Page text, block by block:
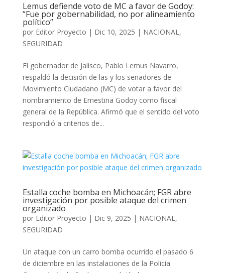
Lemus defiende voto de MC a favor de Godoy:
“Fue por gobernabilidad, no por alineamiento
político”
por Editor Proyecto | Dic 10, 2025 | NACIONAL,
SEGURIDAD
El gobernador de Jalisco, Pablo Lemus Navarro,
respaldó la decisión de las y los senadores de
Movimiento Ciudadano (MC) de votar a favor del
nombramiento de Ernestina Godoy como fiscal
general de la República. Afirmó que el sentido del voto
respondió a criterios de...
Estalla coche bomba en Michoacán; FGR abre
investigación por posible ataque del crimen
organizado
por Editor Proyecto | Dic 9, 2025 | NACIONAL,
SEGURIDAD
Un ataque con un carro bomba ocurrido el pasado 6
de diciembre en las instalaciones de la Policía